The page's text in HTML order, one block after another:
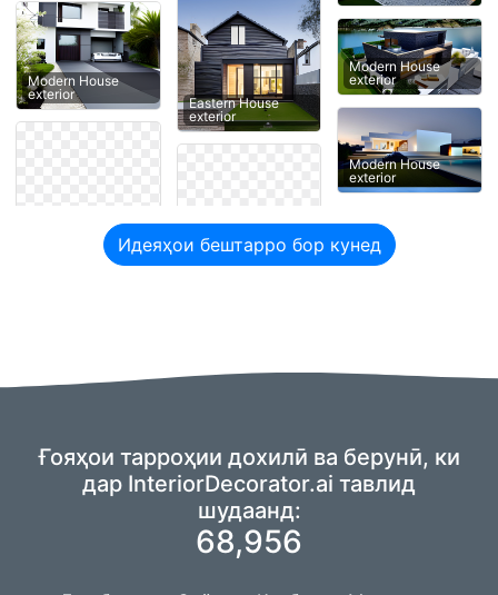
Modern House
exterior
Eastern House
exterior
Modern House
exterior
Modern House
exterior
Идеяҳои бештарро бор кунед
Ғояҳои тарроҳии дохилӣ ва берунӣ, ки
дар InteriorDecorator.ai тавлид
шудаанд:
68,956